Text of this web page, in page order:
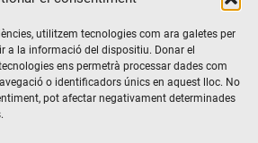
utilitzem tecnologies com ara galetes per
a la informació del dispositiu. Donar el
ens permetrà processar dades com
o identificadors únics en aquest lloc. No
pot afectar negativament determinades